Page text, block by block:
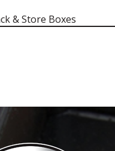
& Store Boxes